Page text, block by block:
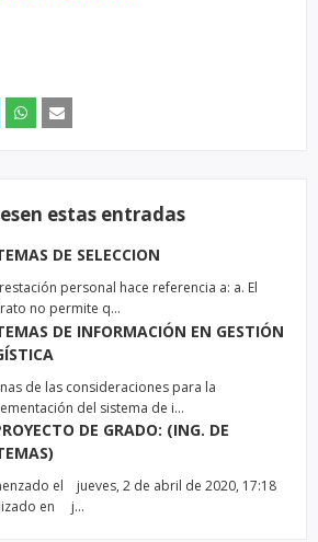
estas entradas
DE SELECCION
personal hace referencia a: a. El
no permite q…
DE INFORMACIÓN EN GESTIÓN
de las consideraciones para la
del sistema de i…
DE GRADO: (ING. DE
el jueves, 2 de abril de 2020, 17:18
en j…